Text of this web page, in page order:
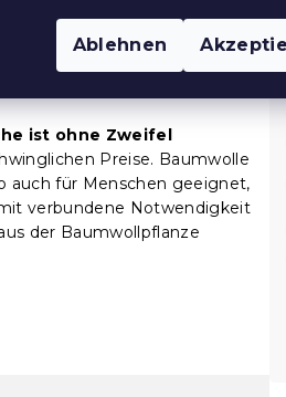
Ablehnen
ist ohne Zweifel
Preise. Baumwolle
auch für Menschen geeignet,
verbundene Notwendigkeit
der Baumwollpflanze